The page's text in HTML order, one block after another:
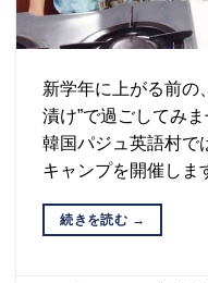
新学年に上がる前の
漬け”で過ごしてみ
韓国パジュ英語村で
キャンプを開催しま
続きを読む →